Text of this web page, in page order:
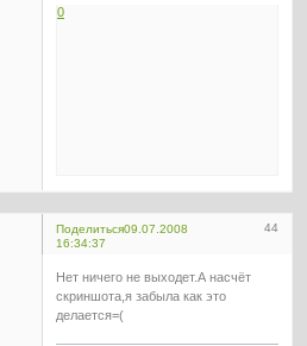
0
Поделиться 44
09.07.2008
16:34:37
Нет ничего не выходет.А насчёт
скриншота,я забыла как это
делается=(